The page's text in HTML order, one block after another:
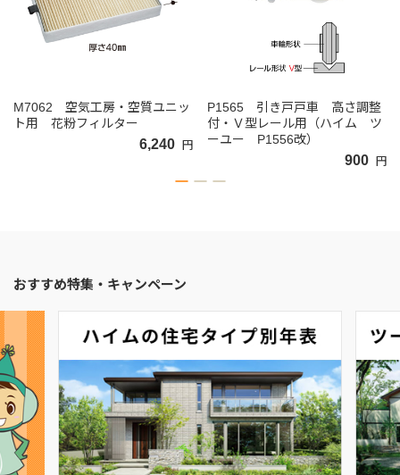
M7062 空気工房・空質ユニッ
ト用 花粉フィルター
6,240 円
P1565 引き戸戸車 高さ調整
付・Ｖ型レール用（ハイム ツ
ーユー P1556改）
900 円
おすすめ特集・キャンペーン